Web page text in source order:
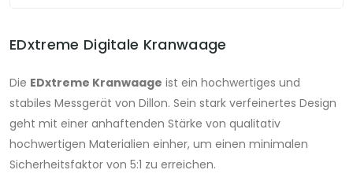
EDxtreme Digitale Kranwaage
Die EDxtreme Kranwaage ist ein hochwertiges und
stabiles Messgerät von Dillon. Sein stark verfeinertes Design
geht mit einer anhaftenden Stärke von qualitativ
hochwertigen Materialien einher, um einen minimalen
Sicherheitsfaktor von 5:1 zu erreichen.